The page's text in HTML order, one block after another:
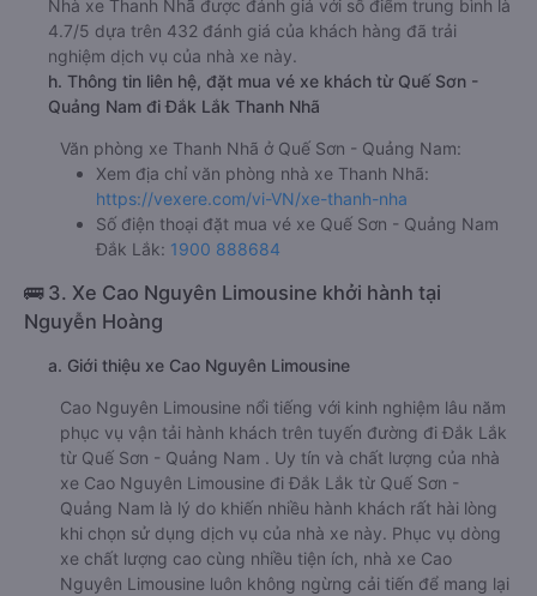
Nhà xe Thanh Nhã được đánh giá với số điểm trung bình là
4.7/5 dựa trên 432 đánh giá của khách hàng đã trải
nghiệm dịch vụ của nhà xe này.
h. Thông tin liên hệ, đặt mua vé xe khách từ Quế Sơn -
Quảng Nam đi Đắk Lắk Thanh Nhã
Văn phòng xe Thanh Nhã ở Quế Sơn - Quảng Nam:
Xem địa chỉ văn phòng nhà xe Thanh Nhã:
https://vexere.com/vi-VN/xe-thanh-nha
Số điện thoại đặt mua vé xe Quế Sơn - Quảng Nam
Đắk Lắk: 1900 888684
🚌 3. Xe Cao Nguyên Limousine khởi hành tại
Nguyễn Hoàng
a. Giới thiệu xe Cao Nguyên Limousine
Cao Nguyên Limousine nổi tiếng với kinh nghiệm lâu năm
phục vụ vận tải hành khách trên tuyến đường đi Đắk Lắk
từ Quế Sơn - Quảng Nam . Uy tín và chất lượng của nhà
xe Cao Nguyên Limousine đi Đắk Lắk từ Quế Sơn -
Quảng Nam là lý do khiến nhiều hành khách rất hài lòng
khi chọn sử dụng dịch vụ của nhà xe này. Phục vụ dòng
xe chất lượng cao cùng nhiều tiện ích, nhà xe Cao
Nguyên Limousine luôn không ngừng cải tiến để mang lại